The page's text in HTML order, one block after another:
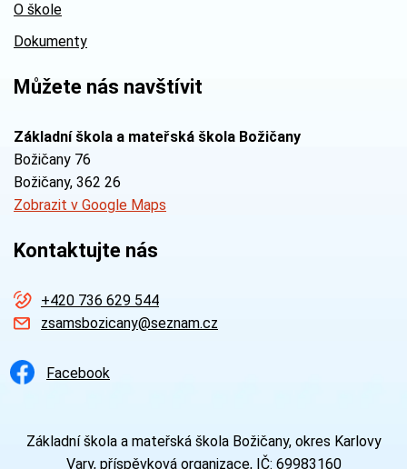
O škole
Dokumenty
Můžete nás navštívit
Základní škola a mateřská škola Božičany
Božičany 76
Božičany, 362 26
Zobrazit v Google Maps
Kontaktujte nás
+420 736 629 544
zsamsbozicany@seznam.cz
Facebook
Základní škola a mateřská škola Božičany, okres Karlovy
Vary, příspěvková organizace, IČ: 69983160